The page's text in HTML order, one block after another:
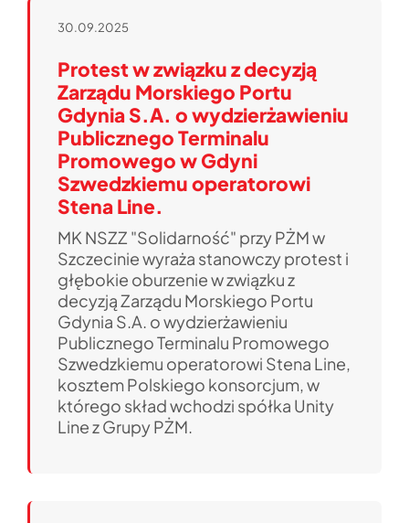
30.09.2025
Protest w związku z decyzją
Zarządu Morskiego Portu
Gdynia S.A. o wydzierżawieniu
Publicznego Terminalu
Promowego w Gdyni
Szwedzkiemu operatorowi
Stena Line.
MK NSZZ "Solidarność" przy PŻM w
Szczecinie wyraża stanowczy protest i
głębokie oburzenie w związku z
decyzją Zarządu Morskiego Portu
Gdynia S.A. o wydzierżawieniu
Publicznego Terminalu Promowego
Szwedzkiemu operatorowi Stena Line,
kosztem Polskiego konsorcjum, w
którego skład wchodzi spółka Unity
Line z Grupy PŻM.